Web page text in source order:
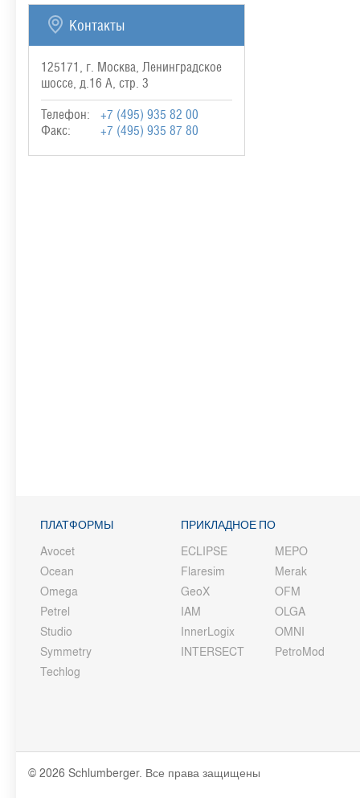
Контакты
125171, г. Москва, Ленинградское
шоссе, д.16 А, стр. 3
Телефон:
+7 (495) 935 82 00
Факс:
+7 (495) 935 87 80
ПЛАТФОРМЫ
Avocet
Ocean
Omega
Petrel
Studio
Symmetry
Techlog
ПРИКЛАДНОЕ ПО
ECLIPSE
Flaresim
GeoX
IAM
InnerLogix
INTERSECT
MEPO
Merak
OFM
OLGA
OMNI
PetroMod
© 2026 Schlumberger. Все права защищены